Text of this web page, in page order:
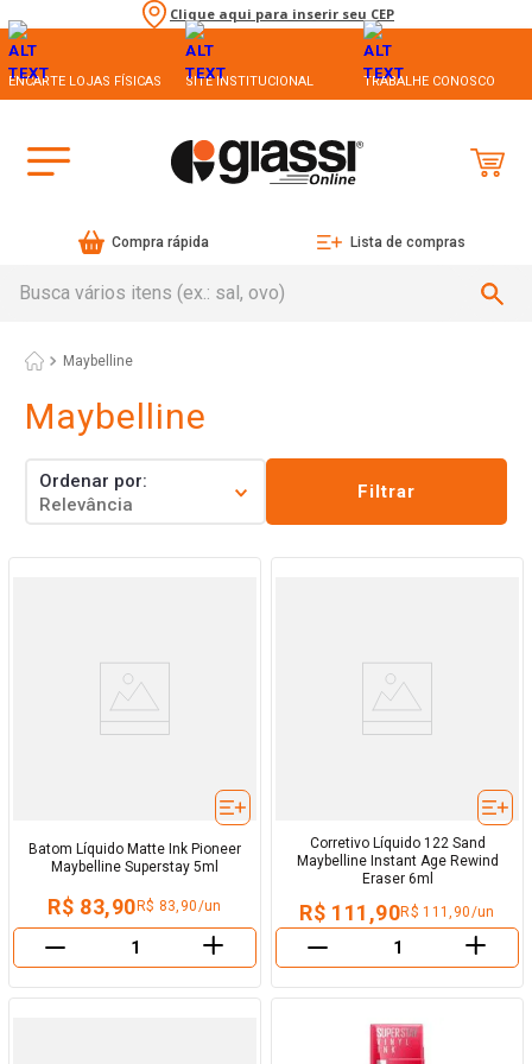
Clique aqui para inserir seu CEP
ENCARTE LOJAS FÍSICAS SITE INSTITUCIONAL TRABALHE CONOSCO
Compra rápida Lista de compras
Maybelline
Maybelline
Ordenar por
Relevância
Filtrar
Batom Líquido Matte Ink Pioneer
Maybelline Superstay 5ml
R$ 83,90 R$ 83,90/un
＋
Corretivo Líquido 122 Sand
Maybelline Instant Age Rewind
Eraser 6ml
R$ 111,90R$ 111,90/un
＋